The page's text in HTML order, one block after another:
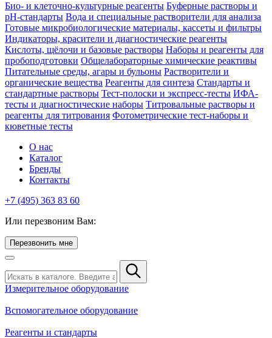
Био- и клеточно-культурные реагенты Буферные растворы и
pH-стандарты Вода и специальные растворители для анализа
Готовые микробиологические материалы, кассеты и фильтры
Индикаторы, красители и диагностические реагенты
Кислоты, щёлочи и базовые растворы Наборы и реагенты для
пробоподготовки Общелабораторные химические реактивы
Питательные среды, агары и бульоны Растворители и
органические вещества Реагенты для синтеза Стандарты и
стандартные растворы Тест-полоски и экспресс-тесты ИФА-
тесты и диагностические наборы Титровальные растворы и
реагенты для титрования Фотометрические тест-наборы и
кюветные тесты
О нас
Каталог
Бренды
Контакты
+7 (495) 363 83 60
Или перезвоним Вам:
Перезвонить мне
Измерительное оборудование
Вспомогательное оборудование
Реагенты и стандарты